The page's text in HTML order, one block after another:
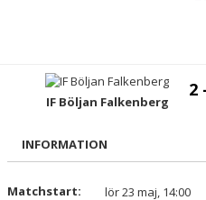
BILDGALLERI
DOKUMENT
IF Böljan Falkenberg
2
INFORMATION
Matchstart:
lör 23 maj, 14:00